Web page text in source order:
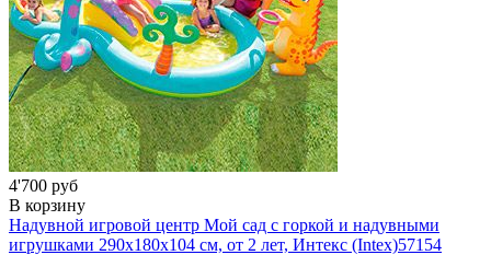
4'700 руб
В корзину
Надувной игровой центр Мой сад с горкой и надувными
игрушками 290х180х104 см, от 2 лет, Интекс (Intex)57154